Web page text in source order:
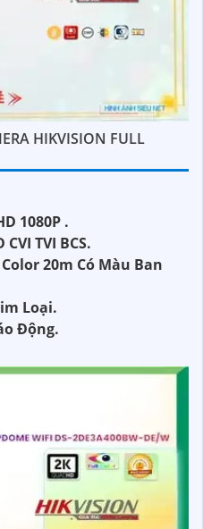
HIKVISION FULL
1080P .
CVI TVI BCS.
20m Có Màu Ban
Loại.
Động.